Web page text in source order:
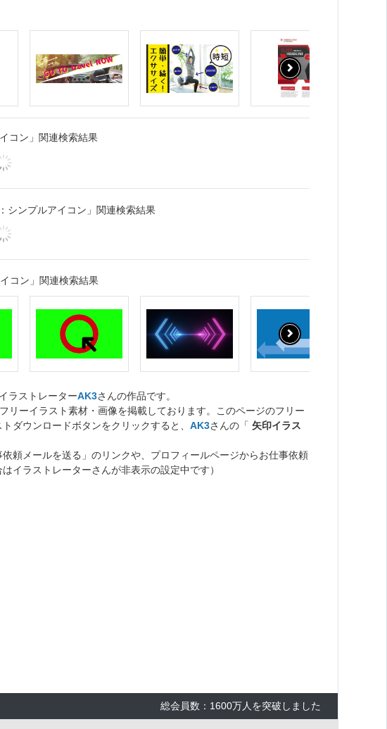
コン」関連検索結果
シンプルアイコン」関連検索結果
コン」関連検索結果
ラストレーターAK3さんの作品です。
リーイラスト素材・画像を掲載しております。このページのフリー
ダウンロードボタンをクリックすると、 AK3さんの「 矢印イラス
依頼メールを送る」のリンクや、プロフィールページからお仕事依頼
イラストレーターさんが非表示の設定中です）
総会員数：1600万人を突破しました